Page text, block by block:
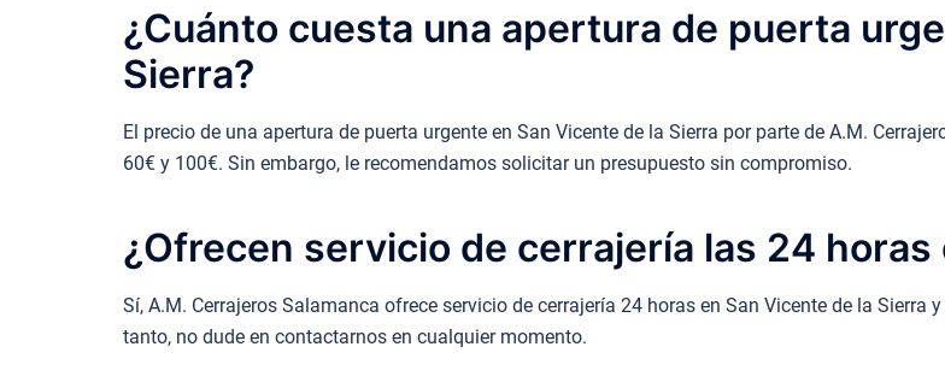
¿Cuánto cuesta una apertura de puerta
Sierra?
El precio de una apertura de puerta urgente en San Vicente de la Sierra por parte de A.M.
60€ y 100€. Sin embargo, le recomendamos solicitar un presupuesto sin compromiso.
¿Ofrecen servicio de cerrajería las 24 horas
Sí, A.M. Cerrajeros Salamanca ofrece servicio de cerrajería 24 horas en San Vicente de la
tanto, no dude en contactarnos en cualquier momento.